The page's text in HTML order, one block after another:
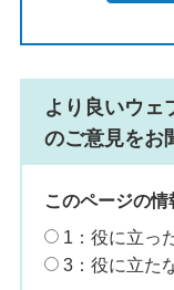
より良いウェ
のご意見をお
このページの
1：役に立っ
3：役に立た